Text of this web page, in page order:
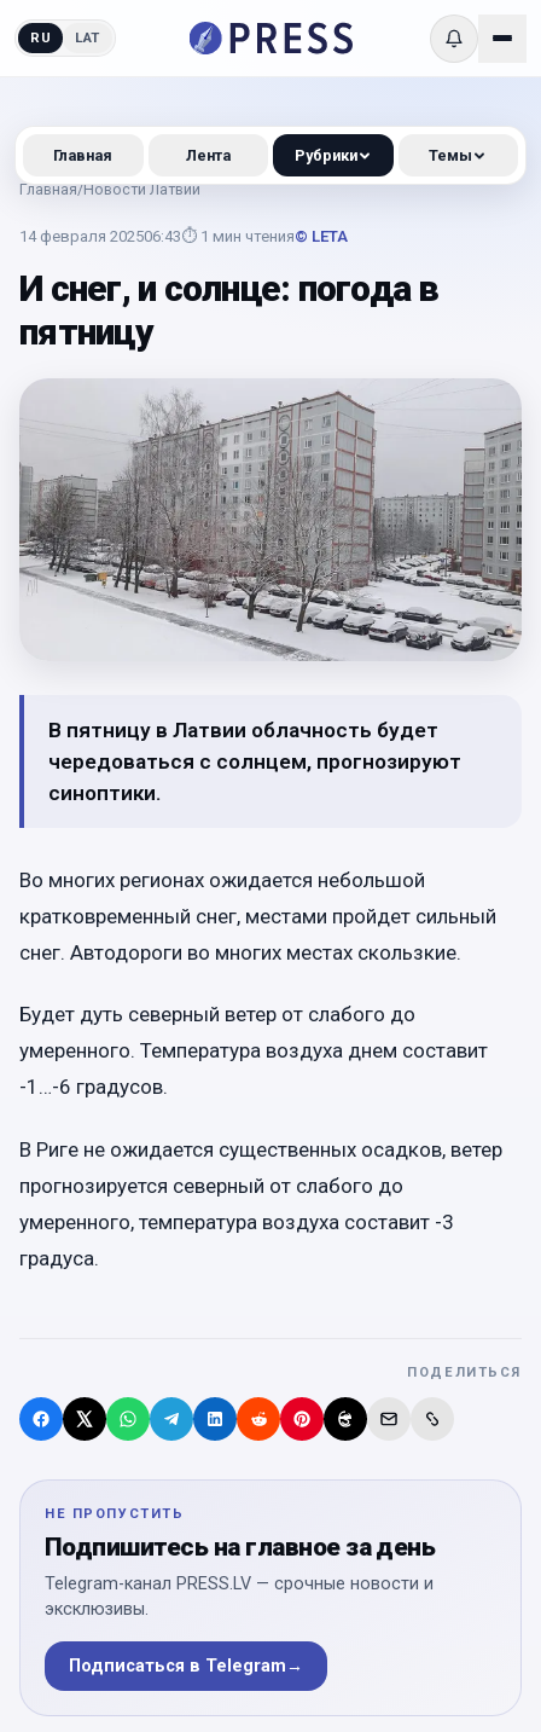
RU LAT
Главная/Новости Латвии
14 февраля 202506:43⏱ 1 мин чтения© LETA
И снег, и солнце: погода в
пятницу
В пятницу в Латвии облачность будет
чередоваться с солнцем, прогнозируют
синоптики.
Во многих регионах ожидается небольшой
кратковременный снег, местами пройдет сильный
снег. Автодороги во многих местах скользкие.
Будет дуть северный ветер от слабого до
умеренного. Температура воздуха днем составит
-1…-6 градусов.
В Риге не ожидается существенных осадков, ветер
прогнозируется северный от слабого до
умеренного, температура воздуха составит -3
градуса.
ПОДЕЛИТЬСЯ
НЕ ПРОПУСТИТЬ
Подпишитесь на главное за день
Telegram-канал PRESS.LV — срочные новости и
эксклюзивы.
Подписаться в Telegram→
Главная Лента Рубрики Темы